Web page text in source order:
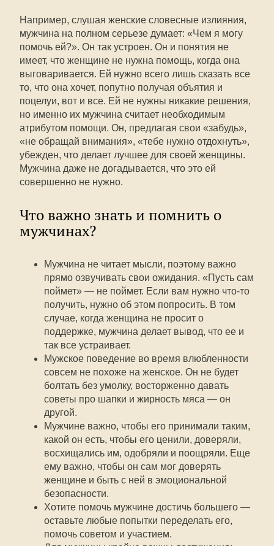
Например, слушая женские словесные излияния,
мужчина на полном серьезе думает: «Чем я могу
помочь ей?». Он так устроен. Он и понятия не
имеет, что женщине не нужна помощь, когда она
выговаривается. Ей нужно всего лишь сказать все
то, что она хочет, попутно получая объятия и
поцелуи, вот и все. Ей не нужны никакие решения,
но именно их мужчина считает необходимым
атрибутом помощи. Он, предлагая свои «забудь»,
«не обращай внимания», «тебе нужно отдохнуть»,
убежден, что делает лучшее для своей женщины.
Мужчина даже не догадывается, что это ей
совершенно не нужно.
Что важно знать и помнить о
мужчинах?
Мужчина не читает мысли, поэтому важно
прямо озвучивать свои ожидания. «Пусть сам
поймет» — не поймет. Если вам нужно что-то
получить, нужно об этом попросить. В том
случае, когда женщина не просит о
поддержке, мужчина делает вывод, что ее и
так все устраивает.
Мужское поведение во время влюбленности
совсем не похоже на женское. Он не будет
болтать без умолку, восторженно давать
советы про шапки и жирность мяса — он
другой.
Мужчине важно, чтобы его принимали таким,
какой он есть, чтобы его ценили, доверяли,
восхищались им, одобряли и поощряли. Еще
ему важно, чтобы он сам мог доверять
женщине и быть с ней в эмоциональной
безопасности.
Хотите помочь мужчине достичь большего —
оставьте любые попытки переделать его,
помочь советом и участием.